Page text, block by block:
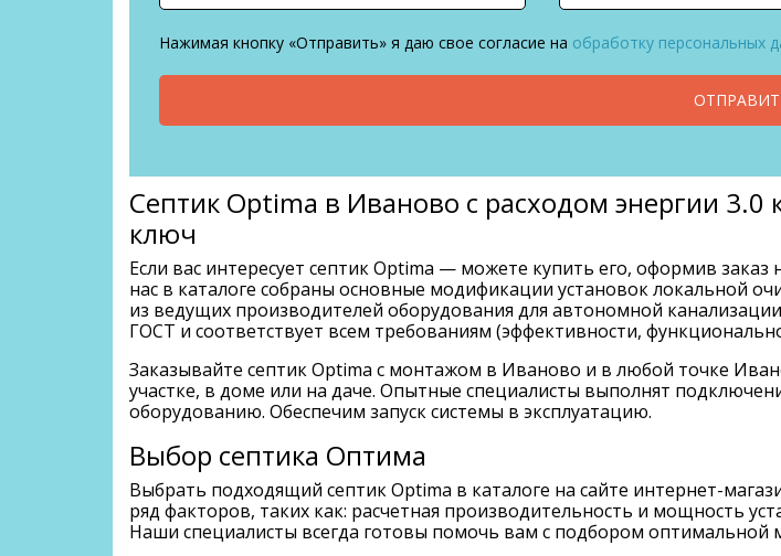
Нажимая кнопку «Отправить» я даю свое согласие на обработку персональных
Септик Optima в Иваново с расходом энергии
ключ
Если вас интересует септик Optima — можете купить его, оформив
нас в каталоге собраны основные модификации установок локальной
из ведущих производителей оборудования для автономной
ГОСТ и соответствует всем требованиям (эффективности,
Заказывайте септик Optima с монтажом в Иваново и в любой точке
участке, в доме или на даче. Опытные специалисты выполнят
оборудованию. Обеспечим запуск системы в эксплуатацию.
Выбор септика Оптима
Выбрать подходящий септик Optima в каталоге на сайте интернет-
ряд факторов, таких как: расчетная производительность и мощность
Наши специалисты всегда готовы помочь вам с подбором оптимальной